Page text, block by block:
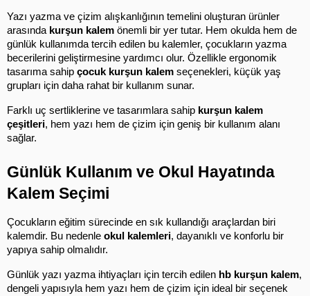
Yazı yazma ve çizim alışkanlığının temelini oluşturan ürünler
arasında kurşun kalem önemli bir yer tutar. Hem okulda hem de
günlük kullanımda tercih edilen bu kalemler, çocukların yazma
becerilerini geliştirmesine yardımcı olur. Özellikle ergonomik
tasarıma sahip çocuk kurşun kalem seçenekleri, küçük yaş
grupları için daha rahat bir kullanım sunar.
Farklı uç sertliklerine ve tasarımlara sahip kurşun kalem
çeşitleri, hem yazı hem de çizim için geniş bir kullanım alanı
sağlar.
Günlük Kullanım ve Okul Hayatında
Kalem Seçimi
Çocukların eğitim sürecinde en sık kullandığı araçlardan biri
kalemdir. Bu nedenle okul kalemleri, dayanıklı ve konforlu bir
yapıya sahip olmalıdır.
Günlük yazı yazma ihtiyaçları için tercih edilen hb kurşun kalem,
dengeli yapısıyla hem yazı hem de çizim için ideal bir seçenek